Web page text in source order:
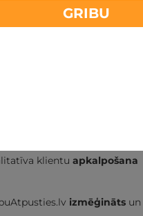
Unikālas atpūtas vietas vasarai
klientu apkalpošana
izmēģināts un
GRIBU